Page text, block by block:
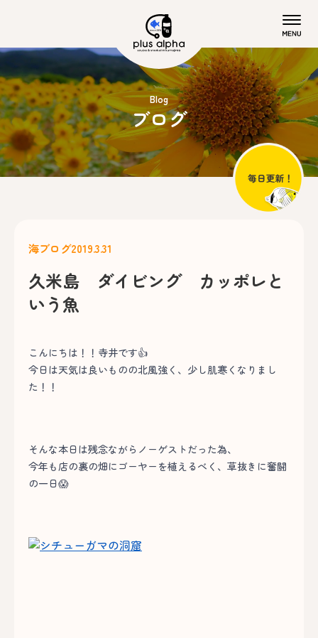
Blog
ブログ
海ブログ2019.3.31
久米島 ダイビング カッポレと
いう魚
こんにちは！！寺井です👍
今日は天気は良いものの北風強く、少し肌寒くなりまし
た！！
そんな本日は残念ながらノーゲストだった為、
今年も店の裏の畑にゴーヤーを植えるべく、草抜きに奮闘
の一日😱